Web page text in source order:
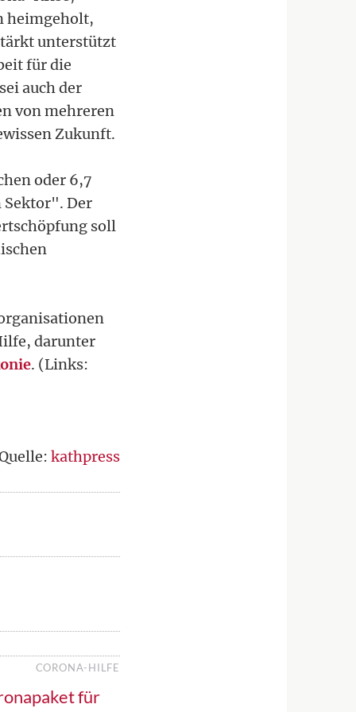
heimgeholt,
unterstützt
für die
auch der
von mehreren
Zukunft.
oder 6,7
Sektor". Der
soll
darunter
. (Links:
kathpress
CORONA-HILFE
für